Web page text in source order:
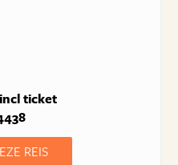
incl ticket
REIS